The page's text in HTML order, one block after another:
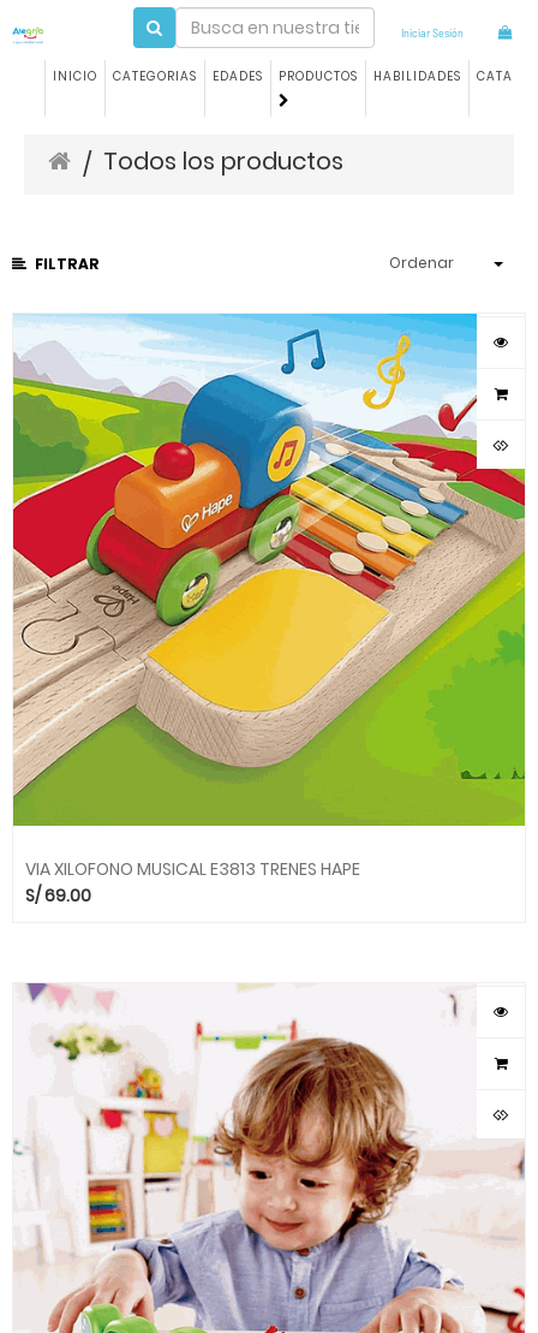
Iniciar Sesión
INICIO CATEGORIAS EDADES PRODUCTOS HABILIDADES
/ Todos los productos
FILTRAR Ordenar
VIA XILOFONO MUSICAL E3813 TRENES HAPE
S/69.00